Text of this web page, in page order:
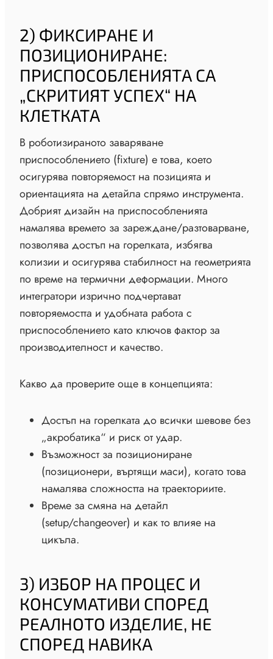
2) ФИКСИРАНЕ И
ПОЗИЦИОНИРАНЕ:
ПРИСПОСОБЛЕНИЯТА СА
„СКРИТИЯТ УСПЕХ“ НА
КЛЕТКАТА
В роботизираното заваряване
приспособлението (fixture) е това, което
осигурява повторяемост на позицията и
ориентацията на детайла спрямо инструмента.
Добрият дизайн на приспособленията
намалява времето за зареждане/разтоварване,
позволява достъп на горелката, избягва
колизии и осигурява стабилност на геометрията
по време на термични деформации. Много
интегратори изрично подчертават
повторяемостта и удобната работа с
приспособлението като ключов фактор за
производителност и качество.
Какво да проверите още в концепцията:
Достъп на горелката до всички шевове без
„акробатика“ и риск от удар.
Възможност за позициониране
(позиционери, въртящи маси), когато това
намалява сложността на траекториите.
Време за смяна на детайл
(setup/changeover) и как то влияе на
цикъла.
3) ИЗБОР НА ПРОЦЕС И
КОНСУМАТИВИ СПОРЕД
РЕАЛНОТО ИЗДЕЛИЕ, НЕ
СПОРЕД НАВИКА